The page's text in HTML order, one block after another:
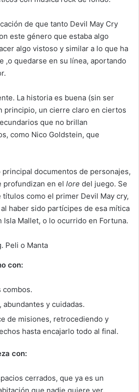
de que tanto Devil May Cry
este género que estaba algo
algo vistoso y similar a lo que ha
,o quedarse en su línea, aportando
La historia es buena (sin ser
principio, un cierre claro en ciertos
que no brillan
como Nico Goldstein, que
documentos de personajes,
en el lore del juego. Se
como el primer Devil May cry,
haber sido partícipes de esa mítica
Isla Mallet, o lo ocurrido en Fortuna.
con:
combos.
abundantes y cuidadas.
de misiones, retrocediendo y
hasta encajarlo todo al final.
con:
cerrados, que ya es un